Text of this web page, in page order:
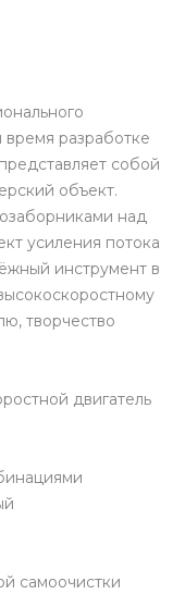
время разработке
собой
объект.
над
усиления потока
инструмент в
творчество
двигатель
самоочистки